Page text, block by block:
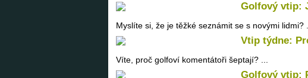
Golfový vtip:
Myslíte si, že je těžké seznámit se s novými lidmi? ...
Vtip týdne:
Víte, proč golfoví komentátoři šeptají? ...
Golfový vtip: